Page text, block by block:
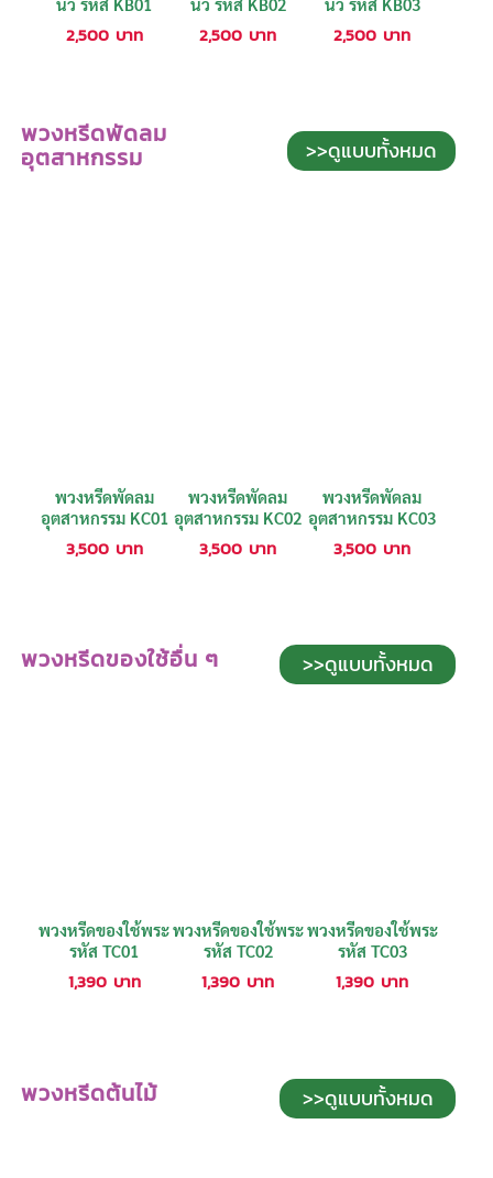
2,500 บาท 2,500 บาท 2,500 บาท
พวงหรีดพัดลม
อุตสาหกรรม >>ดูแบบทั้งหมด
พวงหรีดพัดลม
อุตสาหกรรม KC01
3,500 บาท
พวงหรีดพัดลม
อุตสาหกรรม KC02
3,500 บาท
พวงหรีดพัดลม
อุตสาหกรรม KC03
3,500 บาท
พวงหรีดของใช้อื่น ๆ >>ดูแบบทั้งหมด
พวงหรีดของใช้พระ
รหัส TC01
1,390 บาท
พวงหรีดของใช้พระ
รหัส TC02
1,390 บาท
พวงหรีดของใช้พระ
รหัส TC03
1,390 บาท
พวงหรีดต้นไม้ >>ดูแบบทั้งหมด